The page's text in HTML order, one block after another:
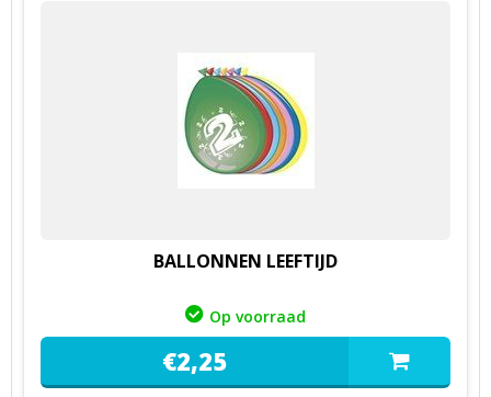
BALLONNEN LEEFTIJD
Op voorraad
€2,25